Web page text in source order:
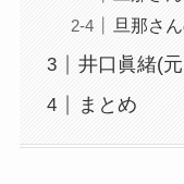
旦那さ
井口眞緒(
まとめ